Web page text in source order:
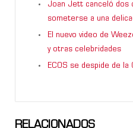
Joan Jett canceló dos
someterse a una
El nuevo video de
y otras celebridades
ECOS se despide de la
RELACIONADOS